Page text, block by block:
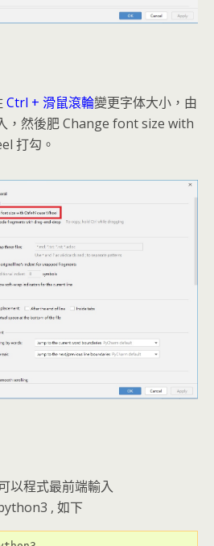
Ctrl + 滑鼠滾輪變更字体大小，由
，然後肥 Change font size with
打勾。
以程式最前端輸入
, 如下